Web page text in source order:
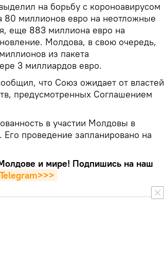
на борьбу с короноавирусом
80 миллионов евро на неотложные
еще 883 миллиона евро на
Молдова, в свою очередь,
из пакета
3 миллиардов евро.
что Союз ожидает от властей
предусмотренных Соглашением
в участии Молдовы в
проведение запланировано на
и мире! Подпишись на наш
Telegram>>>